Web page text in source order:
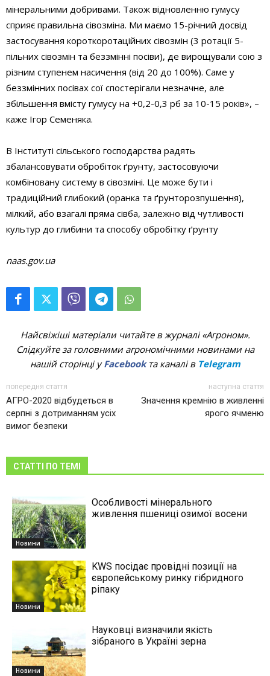
мінеральними добривами. Також відновленню гумусу
сприяє правильна сівозміна. Ми маємо 15-річний досвід
застосування короткоротаційних сівозмін (3 ротації 5-
пільних сівозмін та беззмінні посіви), де вирощували сою з
різним ступенем насичення (від 20 до 100%). Саме у
беззмінних посівах сої спостерігали незначне, але
збільшення вмісту гумусу на +0,2-0,3 рб за 10-15 років», –
каже Ігор Семеняка.
В Інституті сільського господарства радять
збалансовувати обробіток ґрунту, застосовуючи
комбіновану систему в сівозміні. Це може бути і
традиційний глибокий (оранка та ґрунторозпушення),
мілкий, або взагалі пряма сівба, залежно від чутливості
культур до глибини та способу обробітку ґрунту
naas.gov.ua
Найсвіжіші матеріали читайте в журналі «Агроном».
Слідкуйте за головними агрономічними новинами на
нашій сторінці уFacebookта каналі в Telegram
попередня стаття
АГРО-2020 відбудеться в
серпні з дотриманням усіх
вимог безпеки
наступна стаття
Значення кремнію в живленні
ярого ячменю
СТАТТІ ПО ТЕМІ
Новини
Особливості мінерального
живлення пшениці озимої восени
Новини
KWS посідає провідні позиції на
європейському ринку гібридного
ріпаку
Новини
Науковці визначили якість
зібраного в Україні зерна